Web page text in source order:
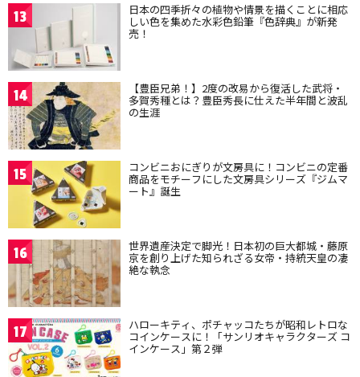
13 日本の四季折々の植物や情景を描くことに相応
しい色を集めた水彩色鉛筆『色辞典』が新発
売！
14 【豊臣兄弟！】2度の改易から復活した武将・
多賀秀種とは？豊臣秀長に仕えた半年間と波乱
の生涯
15 コンビニおにぎりが文房具に！コンビニの定番
商品をモチーフにした文房具シリーズ『ジムマ
ート』誕生
16 世界遺産決定で脚光！日本初の巨大都城・藤原
京を創り上げた知られざる女帝・持統天皇の凄
絶な執念
17 ハローキティ、ポチャッコたちが昭和レトロな
コインケースに！「サンリオキャラクターズ コ
インケース」第２弾